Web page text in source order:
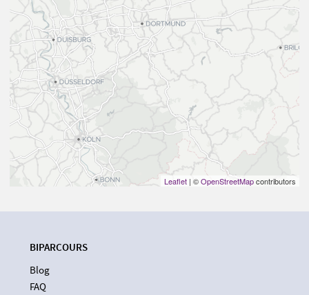
Leaflet | ©OpenStreetMapcontributors
BIPARCOURS
Blog
FAQ